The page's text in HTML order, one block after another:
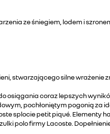
ze śniegiem, lodem i
stwarzającego silne wrażenie
osiągania coraz lepszych
pochłoniętym pogonią za
splocie petit piqué. Elementy
polo firmy Lacoste.